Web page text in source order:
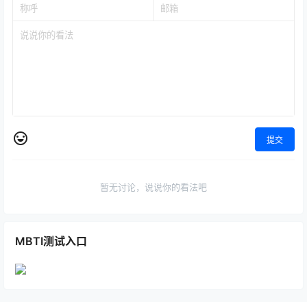
提交
暂无讨论，说说你的看法吧
MBTI测试入口